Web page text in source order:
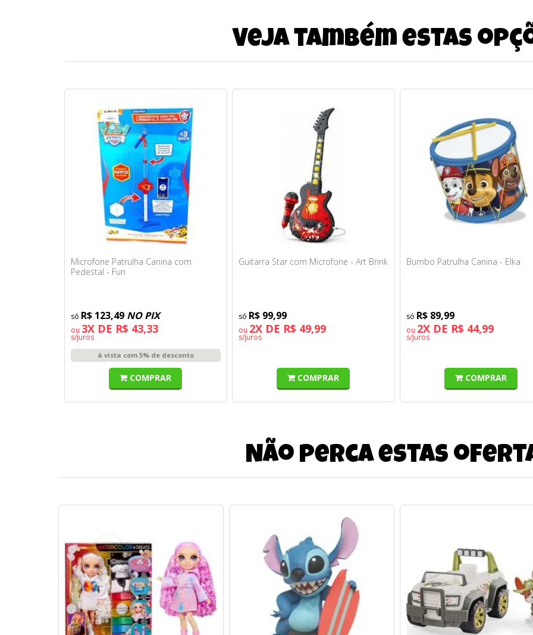
Veja também estas
Microfone Patrulha Canina com
Pedestal - Fun
R$ 123,49 NO PIX
ou 3X DE R$ 43,33
s/juros
à vista com 5% de desconto
COMPRAR
Guitarra Star com Microfone - Art Brink
R$ 99,99
ou 2X DE R$ 49,99
s/juros
COMPRAR
Bumbo Patrulha Canina - Elka
R$ 89,99
ou 2X DE R$ 44,99
s/juros
COMPRAR
Não perca estas